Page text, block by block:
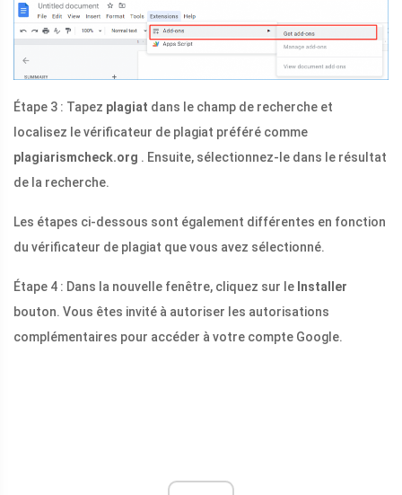
Étape 3 : Tapez plagiat dans le champ de recherche et
localisez le vérificateur de plagiat préféré comme
plagiarismcheck.org . Ensuite, sélectionnez-le dans le résultat
de la recherche.
Les étapes ci-dessous sont également différentes en fonction
du vérificateur de plagiat que vous avez sélectionné.
Étape 4 : Dans la nouvelle fenêtre, cliquez sur le Installer
bouton. Vous êtes invité à autoriser les autorisations
complémentaires pour accéder à votre compte Google.